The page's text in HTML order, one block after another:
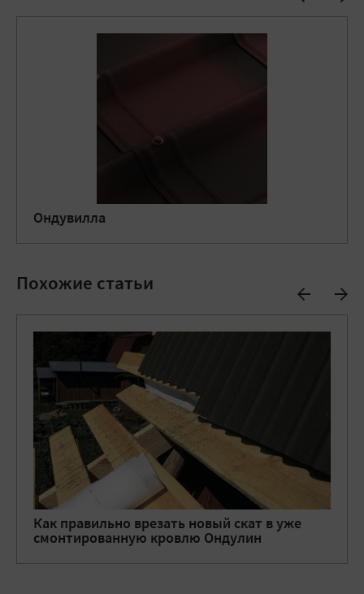
Ондувилла
Похожие статьи
Как правильно врезать новый скат в уже
смонтированную кровлю Ондулин